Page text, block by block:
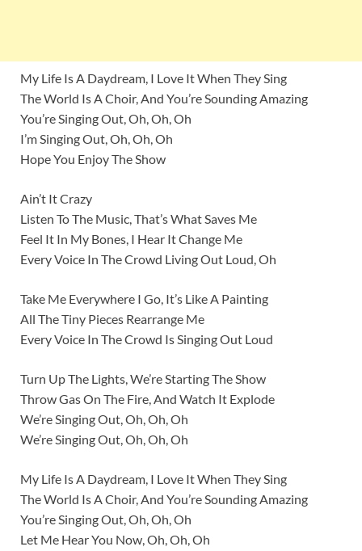
My Life Is A Daydream, I Love It When They Sing
The World Is A Choir, And You’re Sounding Amazing
You’re Singing Out, Oh, Oh, Oh
I’m Singing Out, Oh, Oh, Oh
Hope You Enjoy The Show
Ain’t It Crazy
Listen To The Music, That’s What Saves Me
Feel It In My Bones, I Hear It Change Me
Every Voice In The Crowd Living Out Loud, Oh
Take Me Everywhere I Go, It’s Like A Painting
All The Tiny Pieces Rearrange Me
Every Voice In The Crowd Is Singing Out Loud
Turn Up The Lights, We’re Starting The Show
Throw Gas On The Fire, And Watch It Explode
We’re Singing Out, Oh, Oh, Oh
We’re Singing Out, Oh, Oh, Oh
My Life Is A Daydream, I Love It When They Sing
The World Is A Choir, And You’re Sounding Amazing
You’re Singing Out, Oh, Oh, Oh
Let Me Hear You Now, Oh, Oh, Oh